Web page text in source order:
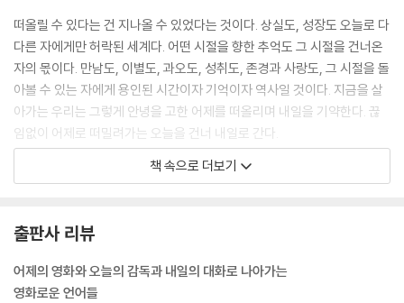
떠올릴 수 있다는 건 지나올 수 있었다는 것이다. 상실도, 성장도 오늘로 다
다른 자에게만 허락된 세계다. 어떤 시절을 향한 추억도 그 시절을 건너온
자의 몫이다. 만남도, 이별도, 과오도, 성취도, 존경과 사랑도, 그 시절을 돌
아볼 수 있는 자에게 용인된 시간이자 기억이자 역사일 것이다. 지금을 살
아가는 우리는 그렇게 안녕을 고한 어제를 떠올리며 내일을 기약한다. 끊
임없이 어제로 떠밀려가는 오늘을 건너 내일로 간다.
--- p.15
과정 자체가 1994년을 다시 복기하고 체험하듯 다가오는 경험이 아니었
을까 궁금하더군요. (민용준)
책 속으로 더보기
출판사 리뷰
어제의 영화와 오늘의 감독과 내일의 대화로 나아가는
영화로운 언어들